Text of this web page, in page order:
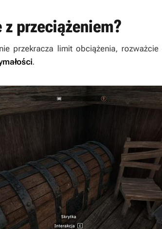
przeciążeniem?
przekracza limit obciążenia, rozważcie
.